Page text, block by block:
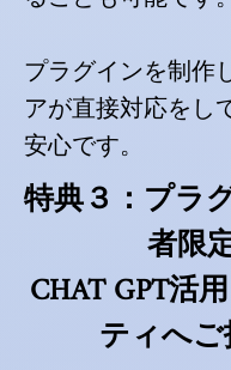
プラグインを制作
アが直接対応をし
安心です。
特典３：プラ
者限
CHAT GPT活
ティへ